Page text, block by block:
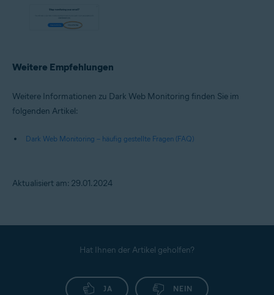
Weitere Empfehlungen
Weitere Informationen zu Dark Web Monitoring finden Sie im
folgenden Artikel:
Dark Web Monitoring – häufig gestellte Fragen (FAQ)
Aktualisiert am: 29.01.2024
Hat Ihnen der Artikel geholfen?
JA NEIN